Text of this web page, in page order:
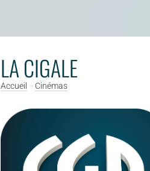
LA CIGALE
Accueil > Cinémas